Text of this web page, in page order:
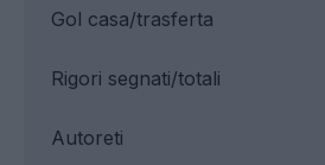
Gol casa/trasferta
Rigori segnati/totali
Autoreti